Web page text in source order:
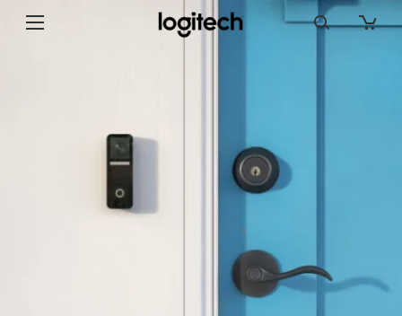
INSTALLATION